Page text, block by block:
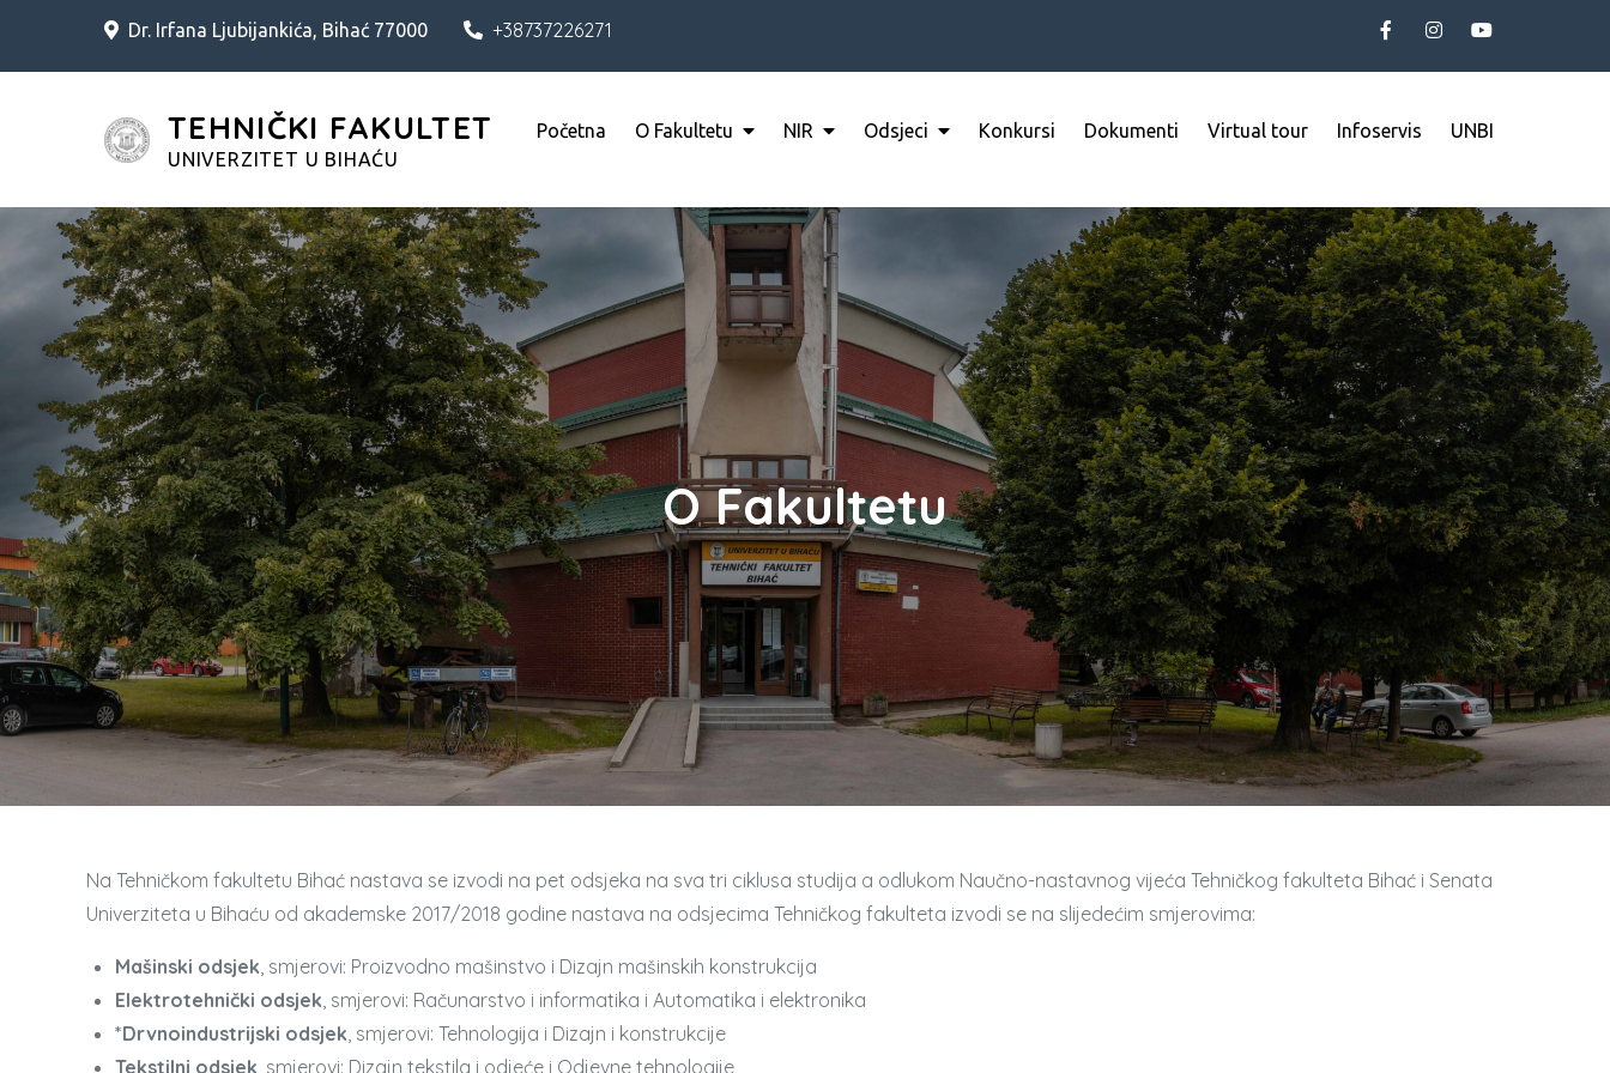
Dr. Irfana Ljubijankića, Bihać 77000 +38737226271
TEHNIČKI FAKULTET
UNIVERZITET U BIHAĆU
Početna O Fakultetu NIR Odsjeci Konkursi Dokumenti Virtual tour Infoservis UNBI
O Fakultetu
Na Tehničkom fakultetu Bihać nastava se izvodi na pet odsjeka na sva tri ciklusa studija a odlukom Naučno-nastavnog vijeća Tehničkog fakulteta Bihać i Senata
Univerziteta u Bihaću od akademske 2017/2018 godine nastava na odsjecima Tehničkog fakulteta izvodi se na slijedećim smjerovima:
Mašinski odsjek, smjerovi: Proizvodno mašinstvo i Dizajn mašinskih konstrukcija
Elektrotehnički odsjek, smjerovi: Računarstvo i informatika i Automatika i elektronika
*Drvnoindustrijski odsjek, smjerovi: Tehnologija i Dizajn i konstrukcije
Tekstilni odsjek , smjerovi: Dizajn tekstila i odjeće i Odjevne tehnologije